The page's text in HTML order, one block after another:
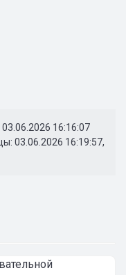
16:16:07
03.06.2026 16:19:57,